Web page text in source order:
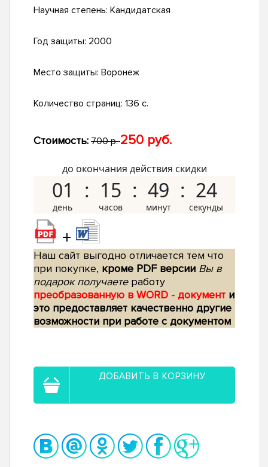
Научная степень: Кандидатская
Год защиты: 2000
Место защиты: Воронеж
Количество страниц: 136 с.
Стоимость: 700 р.250 руб.
до окончания действия скидки
01 15 49 23
+
Наш сайт выгодно отличается тем что
при покупке, кроме PDF версии Вы в
подарок получаетеработу
преобразованную в WORD - документ и
это предоставляет качественно другие
возможности при работе с документом
ДОБАВИТЬ В КОРЗИНУ